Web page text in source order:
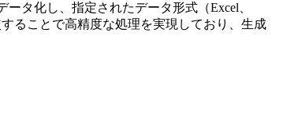
タ化し、指定されたデータ形式（Excel、
ることで高精度な処理を実現しており、生成